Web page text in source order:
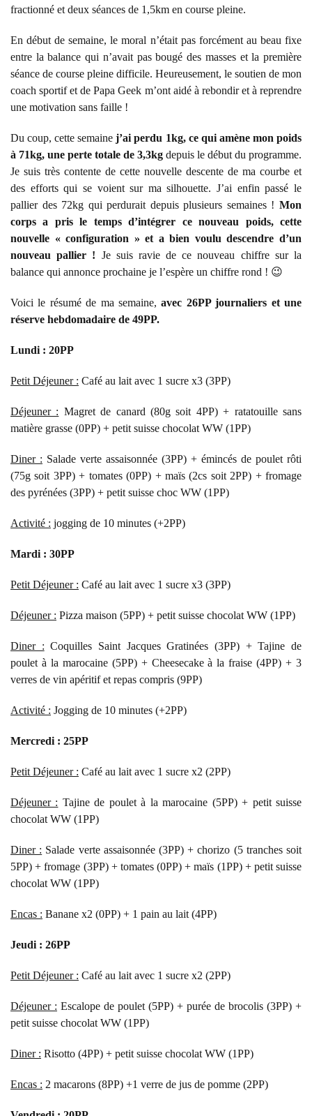
fractionné et deux séances de 1,5km en course pleine.
En début de semaine, le moral n’était pas forcément au beau fixe
entre la balance qui n’avait pas bougé des masses et la première
séance de course pleine difficile. Heureusement, le soutien de mon
coach sportif et de Papa Geek m’ont aidé à rebondir et à reprendre
une motivation sans faille !
Du coup, cette semainej’ai perdu 1kg, ce qui amène mon poids
à 71kg, une perte totale de 3,3kg depuis le début du programme.
Je suis très contente de cette nouvelle descente de ma courbe et
des efforts qui se voient sur ma silhouette. J’ai enfin passé le
pallier des 72kg qui perdurait depuis plusieurs semaines ! Mon
corps a pris le temps d’intégrer ce nouveau poids, cette
nouvelle « configuration » et a bien voulu descendre d’un
nouveau pallier ! Je suis ravie de ce nouveau chiffre sur la
balance qui annonce prochaine je l’espère un chiffre rond ! 😉
Voici le résumé de ma semaine,avec 26PP journaliers et une
réserve hebdomadaire de 49PP.
Lundi : 20PP
Petit Déjeuner : Café au lait avec 1 sucre x3 (3PP)
Déjeuner : Magret de canard (80g soit 4PP) + ratatouille sans
matière grasse (0PP) + petit suisse chocolat WW (1PP)
Diner : Salade verte assaisonnée (3PP) + émincés de poulet rôti
(75g soit 3PP) + tomates (0PP) + maïs (2cs soit 2PP) + fromage
des pyrénées (3PP) + petit suisse choc WW (1PP)
Activité : jogging de 10 minutes (+2PP)
Mardi : 30PP
Petit Déjeuner : Café au lait avec 1 sucre x3 (3PP)
Déjeuner : Pizza maison (5PP) + petit suisse chocolat WW (1PP)
Diner : Coquilles Saint Jacques Gratinées (3PP) + Tajine de
poulet à la marocaine (5PP) + Cheesecake à la fraise (4PP) + 3
verres de vin apéritif et repas compris (9PP)
Activité : Jogging de 10 minutes (+2PP)
Mercredi : 25PP
Petit Déjeuner : Café au lait avec 1 sucre x2 (2PP)
Déjeuner : Tajine de poulet à la marocaine (5PP) + petit suisse
chocolat WW (1PP)
Diner : Salade verte assaisonnée (3PP) + chorizo (5 tranches soit
5PP) + fromage (3PP) + tomates (0PP) + maïs (1PP) + petit suisse
chocolat WW (1PP)
Encas : Banane x2 (0PP) + 1 pain au lait (4PP)
Jeudi : 26PP
Petit Déjeuner : Café au lait avec 1 sucre x2 (2PP)
Déjeuner : Escalope de poulet (5PP) + purée de brocolis (3PP) +
petit suisse chocolat WW (1PP)
Diner : Risotto (4PP) + petit suisse chocolat WW (1PP)
Encas : 2 macarons (8PP) +1 verre de jus de pomme (2PP)